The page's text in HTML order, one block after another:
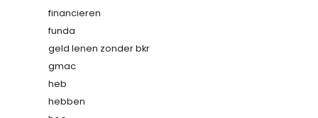
financieren
funda
geld lenen zonder bkr
gmac
heb
hebben